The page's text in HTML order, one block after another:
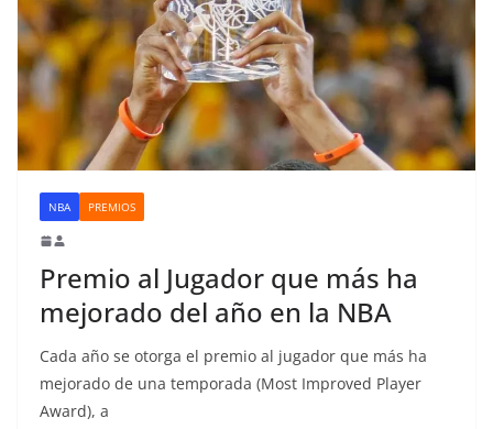
NBA PREMIOS
Premio al Jugador que más ha
mejorado del año en la NBA
Cada año se otorga el premio al jugador que más ha
mejorado de una temporada (Most Improved Player
Award), a